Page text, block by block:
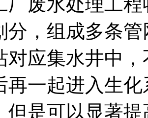
分，组成多条
对应集水井中
再一起进入生
但是可以显著